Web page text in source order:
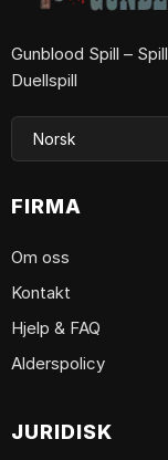
Gunblood Spill –
Duellspill
FIRMA
Om oss
Kontakt
Hjelp & FAQ
Alderspolicy
JURIDISK